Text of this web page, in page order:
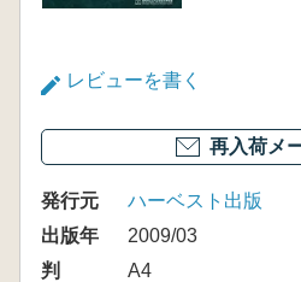
レビューを書く
再入荷メ
発行元
ハーベスト出版
出版年
2009/03
判
A4